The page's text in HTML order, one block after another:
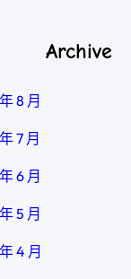
Archive
8 月
7 月
6 月
5 月
4 月